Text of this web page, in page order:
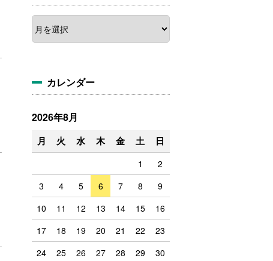
カレンダー
2026年8月
月 火 水 木 金 土 日
1
2
3
4 5 6 7 8
9
10
11 12 13 14 15
16
17
18 19 20 21 22
23
24
25 26 27 28 29
30